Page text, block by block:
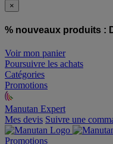
×
% nouveaux produits :
Voir mon panier
Poursuivre les achats
Catégories
Promotions
Manutan Expert
offre reconditionnée
Mes devis Suivre une